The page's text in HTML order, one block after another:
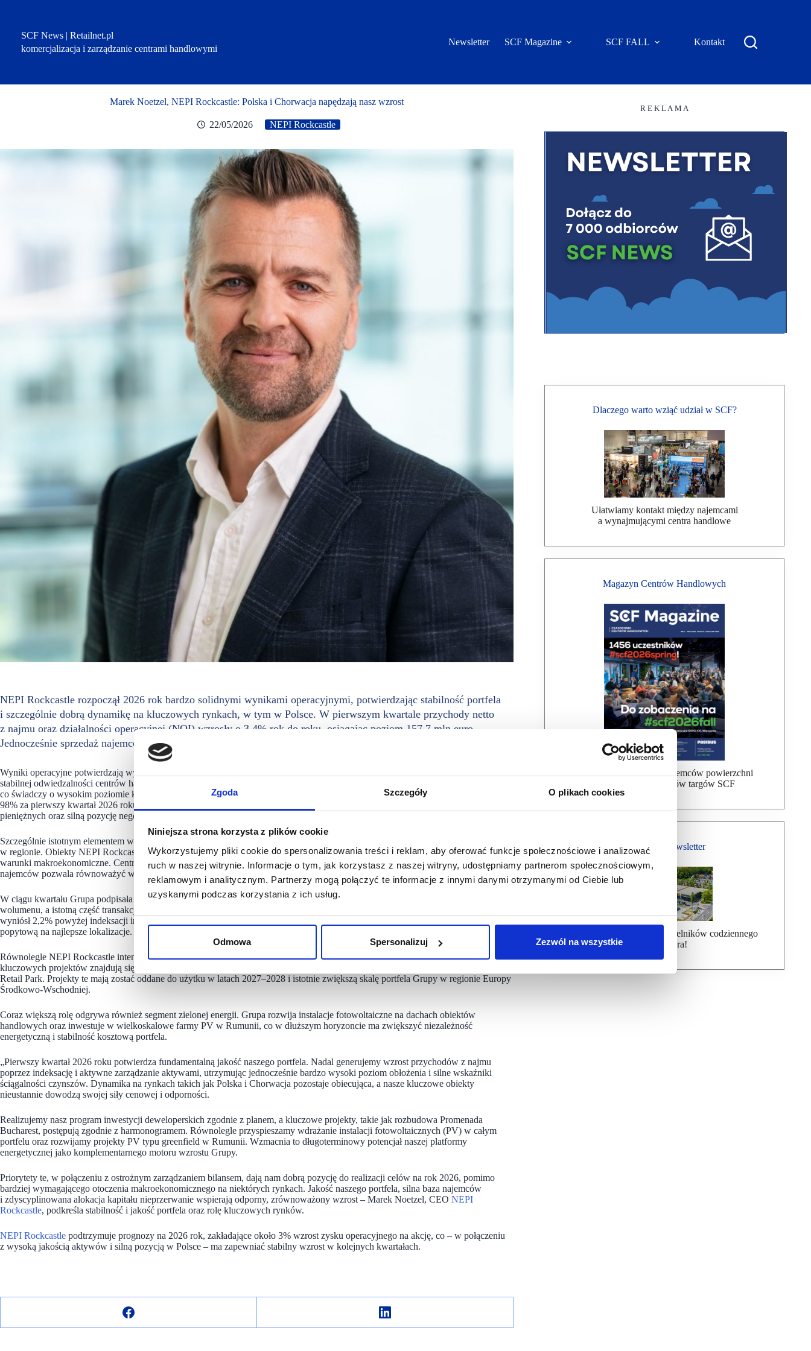
Zgoda Szczegóły O plikach cookies
Niniejsza strona korzysta z plików cookie
Wykorzystujemy pliki cookie do spersonalizowania treści i reklam, aby oferować funkcje społecznościowe i analizować
ruch w naszej witrynie. Informacje o tym, jak korzystasz z naszej witryny, udostępniamy partnerom społecznościowym,
reklamowym i analitycznym. Partnerzy mogą połączyć te informacje z innymi danymi otrzymanymi od Ciebie lub
uzyskanymi podczas korzystania z ich usług.
Odmowa Spersonalizuj Zezwól na wszystkie
SCF News | Retailnet.pl
komercjalizacja i zarządzanie centrami handlowymi
Newsletter SCF Magazine SCF FALL Kontakt
Marek Noetzel, NEPI Rockcastle: Polska i Chorwacja napędzają nasz wzrost
22/05/2026 NEPI Rockcastle
NEPI Rockcastle rozpoczął 2026 rok bardzo solidnymi wynikami operacyjnymi, potwierdzając stabilność portfela
i szczególnie dobrą dynamikę na kluczowych rynkach, w tym w Polsce. W pierwszym kwartale przychody netto
z najmu oraz działalności operacyjnej (NOI) wzrosły o 3,4% rok do roku, osiągając poziom 157,7 mln euro.
Jednocześnie sprzedaż najemców w ujęciu porównywalnym (LFL) zwiększyła się o 3,8%.
Wyniki operacyjne potwierdzają wysoką jakość aktywów Grupy. Średnia wartość koszyka zakupowego wzrosła o 3,3%, przy niemal
stabilnej odwiedzalności centrów handlowych (+0,6%). Wskaźnik pustostanów EPRA utrzymuje się na bardzo niskim poziomie 1,8%,
co świadczy o wysokim poziomie komercjalizacji obiektów. Równocześnie Grupa utrzymuje bardzo wysoką ściągalność czynszów –
98% za pierwszy kwartał 2026 roku oraz 99,9% za rok 2025 (stan na maj 2026). Takie parametry potwierdzają stabilność przepływów
pieniężnych oraz silną pozycję negocjacyjną wobec najemców.
Szczególnie istotnym elementem wyników pozostaje Polska, która wraz z Chorwacją należy do głównych motorów wzrostu
w regionie. Obiekty NEPI Rockcastle w Polsce wykazują stabilną dynamikę sprzedaży najemców oraz wysoką odporność na zmienne
warunki makroekonomiczne. Centra handlowe w dużych i średnich miastach utrzymują wysoki poziom odwiedzalności, a struktura
najemców pozwala równoważyć wahania pomiędzy poszczególnymi kategoriami handlowymi.
W ciągu kwartału Grupa podpisała 315 umów najmu obejmujących łącznie 78 382 m² GLA. Nowe umowy stanowiły 43%
wolumenu, a istotną część transakcji zawarto z międzynarodowymi sieciami detalicznymi. Co istotne, średni wzrost czynszu bazowego
wyniósł 2,2% powyżej indeksacji inflacyjnej, co wskazuje na rosnącą wartość aktywów handlowych Grupy i utrzymującą się presję
popytową na najlepsze lokalizacje.
Równolegle NEPI Rockcastle intensyfikuje program inwestycyjny, którego łączny budżet przekracza 800 mln euro. Wśród
kluczowych projektów znajdują się rozbudowa Promenada Bucharest, przygotowania do realizacji Promenada Plovdiv oraz Galati
Retail Park. Projekty te mają zostać oddane do użytku w latach 2027–2028 i istotnie zwiększą skalę portfela Grupy w regionie Europy
Środkowo-Wschodniej.
Coraz większą rolę odgrywa również segment zielonej energii. Grupa rozwija instalacje fotowoltaiczne na dachach obiektów
handlowych oraz inwestuje w wielkoskalowe farmy PV w Rumunii, co w dłuższym horyzoncie ma zwiększyć niezależność
energetyczną i stabilność kosztową portfela.
„Pierwszy kwartał 2026 roku potwierdza fundamentalną jakość naszego portfela. Nadal generujemy wzrost przychodów z najmu
poprzez indeksację i aktywne zarządzanie aktywami, utrzymując jednocześnie bardzo wysoki poziom obłożenia i silne wskaźniki
ściągalności czynszów. Dynamika na rynkach takich jak Polska i Chorwacja pozostaje obiecująca, a nasze kluczowe obiekty
nieustannie dowodzą swojej siły cenowej i odporności.
Realizujemy nasz program inwestycji deweloperskich zgodnie z planem, a kluczowe projekty, takie jak rozbudowa Promenada
Bucharest, postępują zgodnie z harmonogramem. Równolegle przyspieszamy wdrażanie instalacji fotowoltaicznych (PV) w całym
portfelu oraz rozwijamy projekty PV typu greenfield w Rumunii. Wzmacnia to długoterminowy potencjał naszej platformy
energetycznej jako komplementarnego motoru wzrostu Grupy.
Priorytety te, w połączeniu z ostrożnym zarządzaniem bilansem, dają nam dobrą pozycję do realizacji celów na rok 2026, pomimo
bardziej wymagającego otoczenia makroekonomicznego na niektórych rynkach. Jakość naszego portfela, silna baza najemców
i zdyscyplinowana alokacja kapitału nieprzerwanie wspierają odporny, zrównoważony wzrost – Marek Noetzel, CEO NEPI
Rockcastle, podkreśla stabilność i jakość portfela oraz rolę kluczowych rynków.
NEPI Rockcastle podtrzymuje prognozy na 2026 rok, zakładające około 3% wzrost zysku operacyjnego na akcję, co – w połączeniu
z wysoką jakością aktywów i silną pozycją w Polsce – ma zapewniać stabilny wzrost w kolejnych kwartałach.
R E K L A M A
Dlaczego warto wziąć udział w SCF?
Ułatwiamy kontakt między najemcami
a wynajmującymi centra handlowe
Magazyn Centrów Handlowych
Bezpłatna wysyłka dla najemców powierzchni
handlowej, uczestników targów SCF
Bezpłatny Newsletter
Dołącz do ponad 7000 czytelników codziennego
newslettera!